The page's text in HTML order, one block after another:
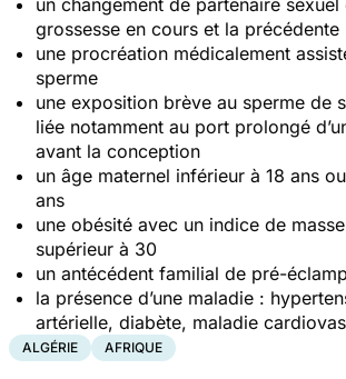
grossesse en cours et la précédente
une procréation médicalement
sperme
une exposition brève au sperme de
liée notamment au port prolongé
avant la conception
un âge maternel inférieur à 18 ans
ans
une obésité avec un indice de
supérieur à 30
un antécédent familial de pré-
la présence d’une maladie :
artérielle, diabète, maladie
ALGÉRIE AFRIQUE